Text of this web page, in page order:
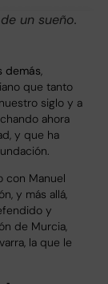
un sueño.
demás,
que tanto
siglo y a
ahora
y que ha
con Manuel
y más allá,
y
de Murcia,
la que le